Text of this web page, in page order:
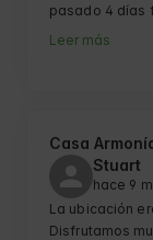
pasado 4 días
nuestras
A destacar la
todas las
casa.
Leer más
Casa
Stuart
hace 9
La ubicación
Disfrutamos